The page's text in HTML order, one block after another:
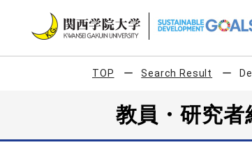
TOP Search Result
教員・研究